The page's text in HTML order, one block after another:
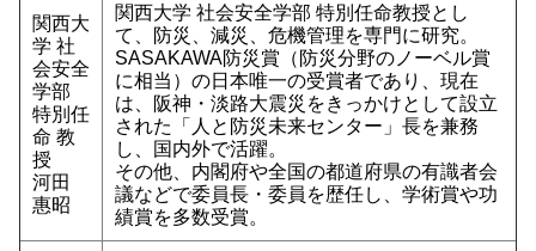
関西大
学 社
会安全
学部
特別任
命 教
授
河田
惠昭
関西大学 社会安全学部 特別任命教授とし
て、防災、減災、危機管理を専門に研究。
SASAKAWA防災賞（防災分野のノーベル賞
に相当）の日本唯一の受賞者であり、現在
は、阪神・淡路大震災をきっかけとして設立
された「人と防災未来センター」長を兼務
し、国内外で活躍。
その他、内閣府や全国の都道府県の有識者会
議などで委員長・委員を歴任し、学術賞や功
績賞を多数受賞。